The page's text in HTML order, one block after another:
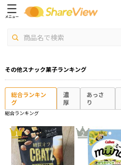
その他スナック菓子ランキング
総合ランキン
グ
濃
厚
あっさ
り
総合ランキング
1 2